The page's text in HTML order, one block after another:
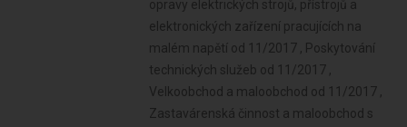
opravy elektrických strojů, přístrojů a
elektronických zařízení pracujících na
malém napětí od 11/2017 , Poskytování
technických služeb od 11/2017 ,
Velkoobchod a maloobchod od 11/2017 ,
Zastavárenská činnost a maloobchod s